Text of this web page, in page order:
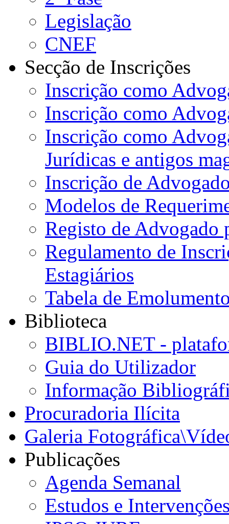
Legislação
CNEF
Secção de Inscrições
Inscrição como
Inscrição como
Inscrição como
Jurídicas e antigos
Inscrição de
Modelos de
Registo de Advogado
Regulamento de
Estagiários
Tabela de
Biblioteca
BIBLIO.NET -
Guia do Utilizador
Informação
Procuradoria Ilícita
Galeria
Publicações
Agenda Semanal
Estudos e